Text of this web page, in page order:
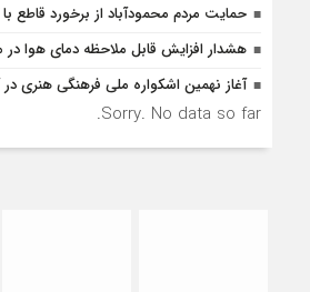
حمایت مردم محمودآباد از برخورد قاطع با
هشدار افزایش قابل ملاحظه دمای هوا در
آغاز نهمین اشکواره ملی فرهنگی هنری
Sorry. No data so far.